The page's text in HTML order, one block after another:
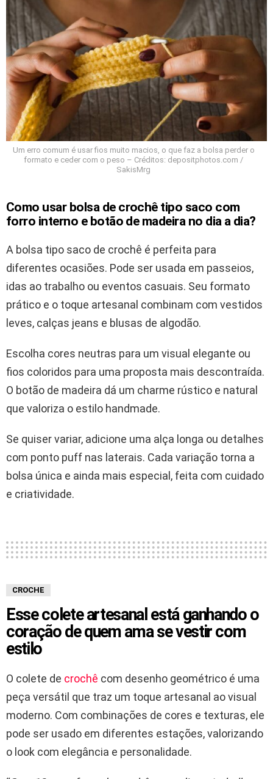
Um erro comum é usar fios muito macios, o que faz a bolsa perder o
formato e ceder com o peso – Créditos: depositphotos.com /
SakisMrg
Como usar bolsa de crochê tipo saco com
forro interno e botão de madeira no dia a dia?
A bolsa tipo saco de crochê é perfeita para
diferentes ocasiões. Pode ser usada em passeios,
idas ao trabalho ou eventos casuais. Seu formato
prático e o toque artesanal combinam com vestidos
leves, calças jeans e blusas de algodão.
Escolha cores neutras para um visual elegante ou
fios coloridos para uma proposta mais descontraída.
O botão de madeira dá um charme rústico e natural
que valoriza o estilo handmade.
Se quiser variar, adicione uma alça longa ou detalhes
com ponto puff nas laterais. Cada variação torna a
bolsa única e ainda mais especial, feita com cuidado
e criatividade.
CROCHE
Esse colete artesanal está ganhando o
coração de quem ama se vestir com
estilo
O colete de crochê com desenho geométrico é uma
peça versátil que traz um toque artesanal ao visual
moderno. Com combinações de cores e texturas, ele
pode ser usado em diferentes estações, valorizando
o look com elegância e personalidade.